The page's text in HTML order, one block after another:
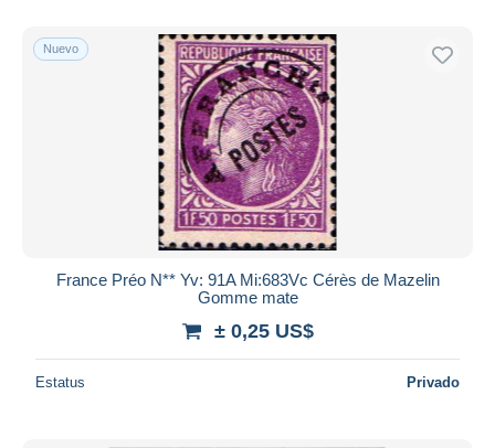
Sólo con descuento
Envío gratis
Métodos de pago
PayPal
Transferencia bancaria
Mastercard
Bancontact
iDeal
Residencia del vendedor
Nuevo
France Préo N** Yv: 91A Mi:683Vc Cérès de Mazelin
Gomme mate
± 0,25 US$
Estatus Privado